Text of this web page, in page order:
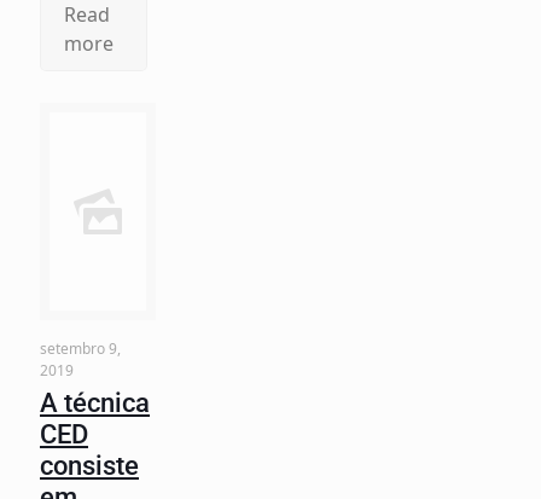
Read
more
setembro 9,
2019
A técnica
CED
consiste